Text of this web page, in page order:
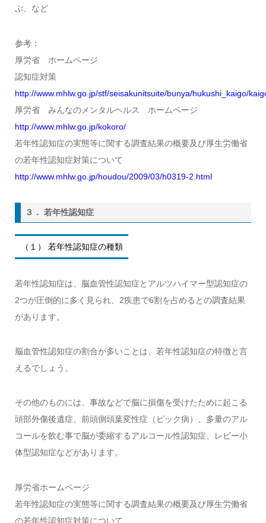
ぶ、など
参考：
厚労省 ホームページ
認知症対策
http://www.mhlw.go.jp/stf/seisakunitsuite/bunya/hukushi_kaigo/
厚労省 みんなのメンタルヘルス ホームページ
http://www.mhlw.go.jp/kokoro/
若年性認知症の実態等に関する調査結果の概要及び厚生労働省
の若年性認知症対策について
http://www.mhlw.go.jp/houdou/2009/03/h0319-2.html
３． 若年性認知症
（１） 若年性認知症の種類
若年性認知症は、脳血管性認知症とアルツハイマー型認知症の
2つが圧倒的に多く見られ、2疾患で6割を占めるとの調査結果
があります。
脳血管性認知症の割合が多いことは、若年性認知症の特徴と言
えるでしょう。
その他のものには、事故などで脳に損傷を受けたために起こる
頭部外傷後遺症、前頭側頭葉変性症（ピック病）、多量のアル
コールを飲む事で脳が委縮するアルコール性認知症、レビー小
体型認知症などがあります。
厚労省ホームページ
若年性認知症の実態等に関する調査結果の概要及び厚生労働省
の若年性認知症対策について